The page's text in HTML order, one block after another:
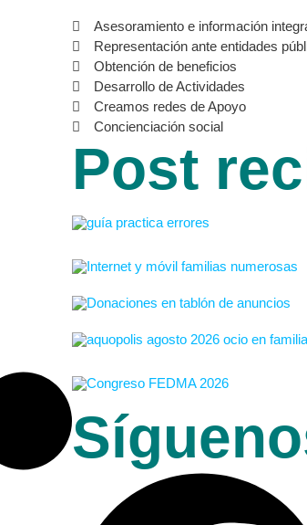
Asesoramiento e información
Representación ante entidades
Obtención de beneficios
Desarrollo de Actividades
Creamos redes de Apoyo
Concienciación social
Post